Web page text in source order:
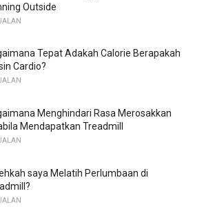
Outside
Tepat Adakah Calorie Berapakah
Cardio?
Menghindari Rasa Merosakkan
Mendapatkan Treadmill
saya Melatih Perlumbaan di